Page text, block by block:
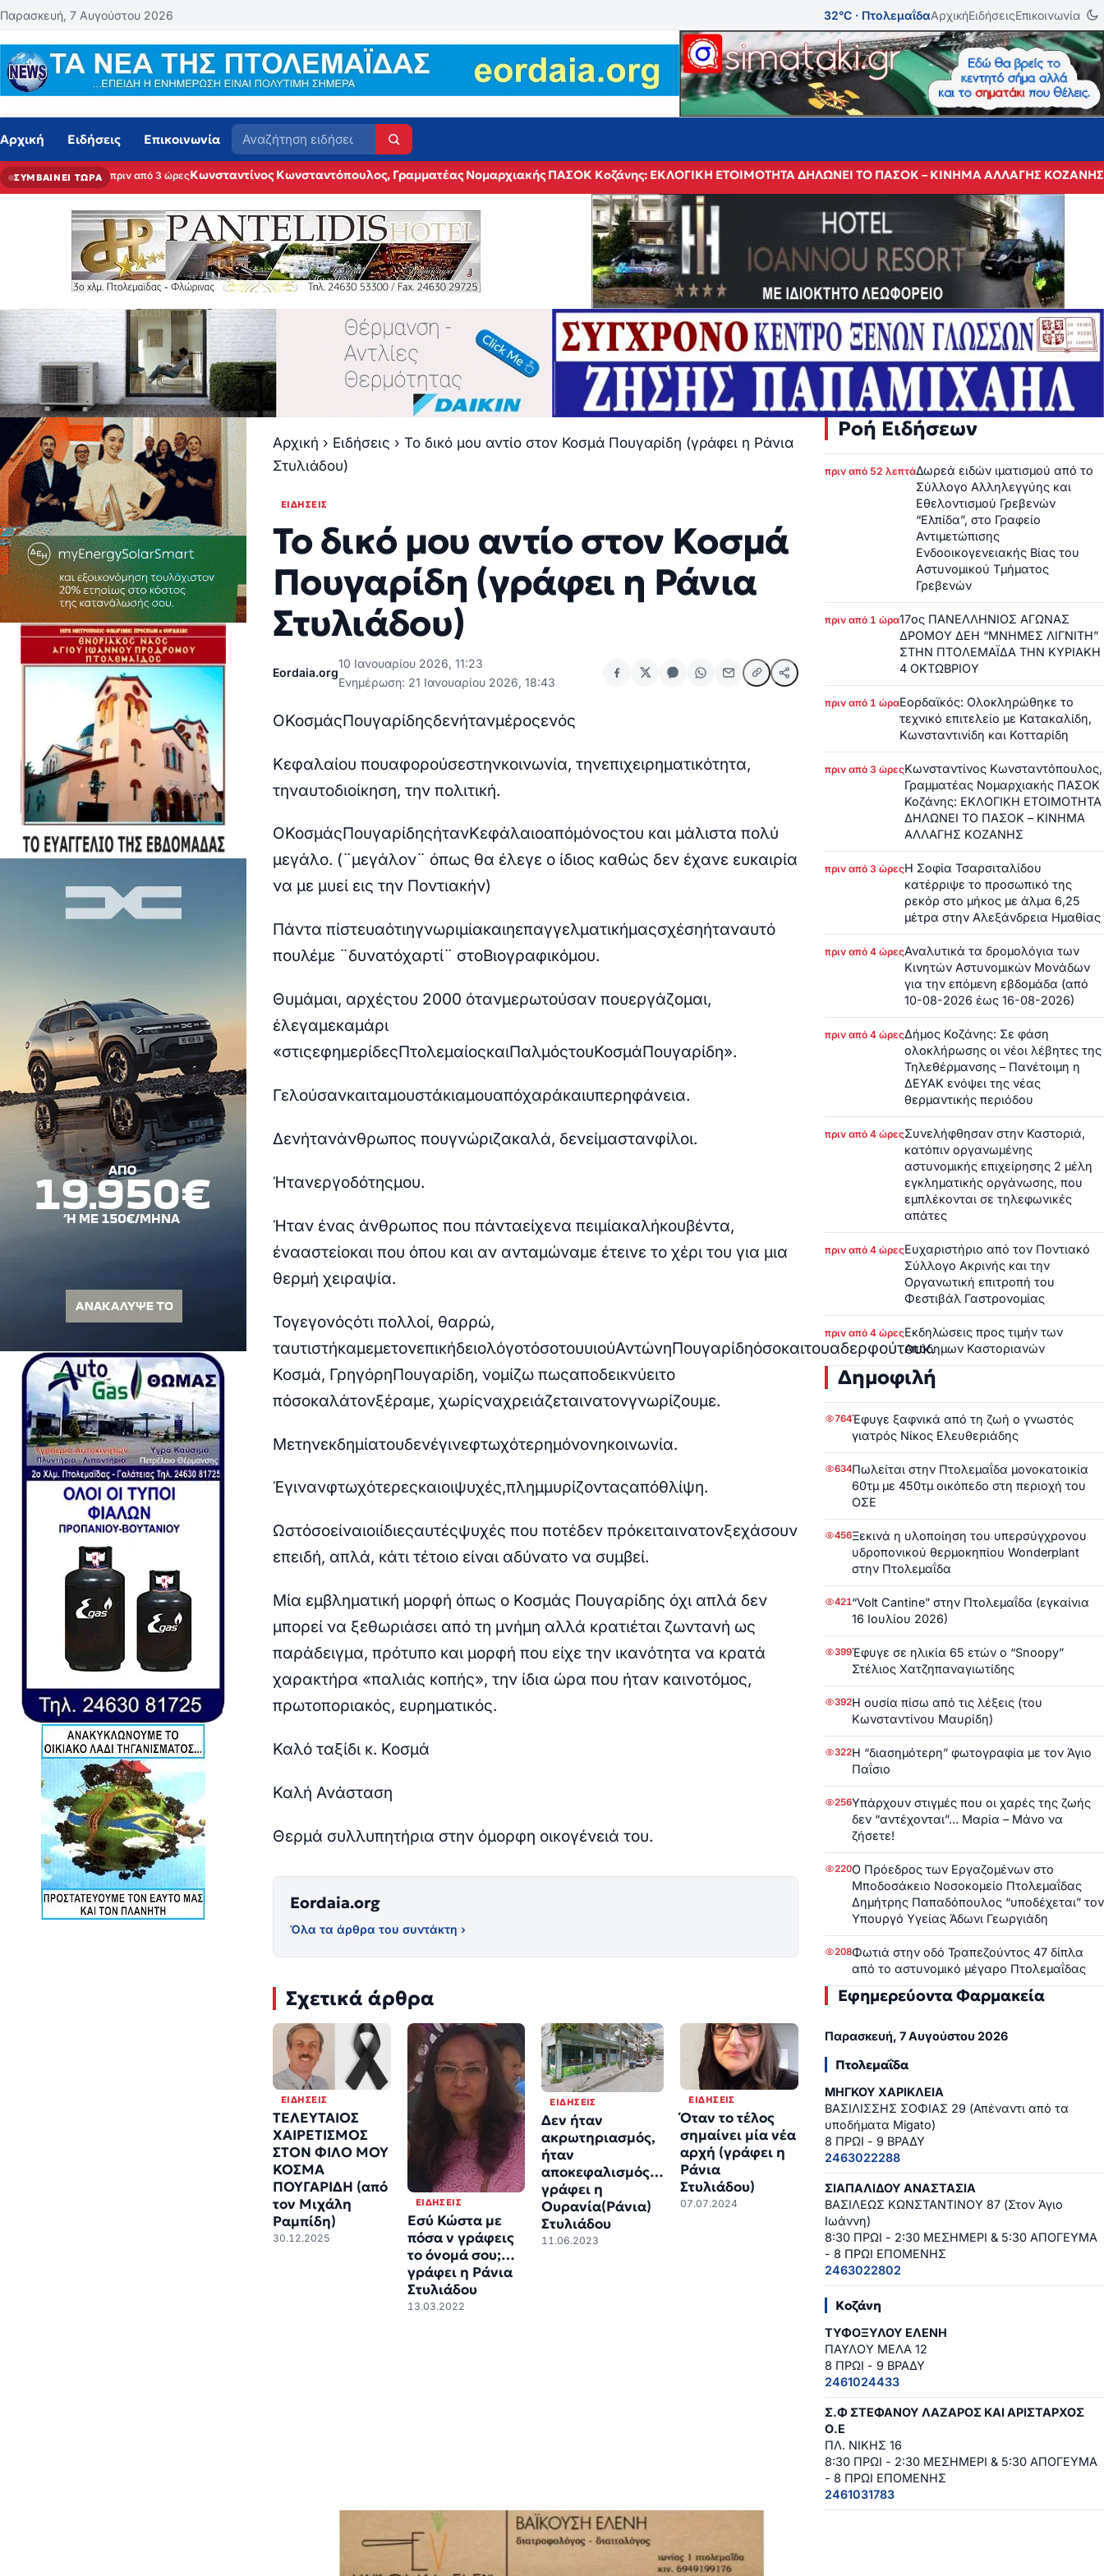
Μετάβαση στο περιεχόμενο
Παρασκευή, 7 Αυγούστου 2026 32°C · ΠτολεμαΐδαΑρχικήΕιδήσειςΕπικοινωνία
Αρχική Ειδήσεις Επικοινωνία Αναζήτηση
ΣΥΜΒΑΙΝΕΙ ΤΩΡΑ πριν από 3 ώρεςΚωνσταντίνος Κωνσταντόπουλος, Γραμματέας Νομαρχιακής ΠΑΣΟΚ Κοζάνης: ΕΚΛΟΓΙΚΗ ΕΤΟΙΜΟΤΗΤΑ ΔΗΛΩΝΕΙ ΤΟ ΠΑΣΟΚ – ΚΙΝΗΜΑ ΑΛΛΑΓΗΣ ΚΟΖΑΝΗΣ
Αρχική › Ειδήσεις › Το δικό μου αντίο στον Κοσμά Πουγαρίδη (γράφει η Ράνια
Στυλιάδου)
ΕΙΔΉΣΕΙΣ
Το δικό μου αντίο στον Κοσμά
Πουγαρίδη (γράφει η Ράνια
Στυλιάδου)
Eordaia.org
10 Ιανουαρίου 2026, 11:23
Ενημέρωση: 21 Ιανουαρίου 2026, 18:43
ΟΚοσμάςΠουγαρίδηςδενήτανμέροςενός
Κεφαλαίου πουαφορούσεστηνκοινωνία, τηνεπιχειρηματικότητα,
τηναυτοδιοίκηση, την πολιτική.
ΟΚοσμάςΠουγαρίδηςήτανΚεφάλαιοαπόμόνοςτου και μάλιστα πολύ
μεγάλο. (¨μεγάλον¨ όπως θα έλεγε ο ίδιος καθώς δεν έχανε ευκαιρία
να με μυεί εις την Ποντιακήν)
Πάντα πίστευαότιηγνωριμίακαιηεπαγγελματικήμαςσχέσηήταναυτό
πουλέμε ¨δυνατόχαρτί¨ στοΒιογραφικόμου.
Θυμάμαι, αρχέςτου 2000 ότανμερωτούσαν πουεργάζομαι,
έλεγαμεκαμάρι
«στιςεφημερίδεςΠτολεμαίοςκαιΠαλμόςτουΚοσμάΠουγαρίδη».
Γελούσανκαιταμουστάκιαμουαπόχαράκαιυπερηφάνεια.
Δενήτανάνθρωπος πουγνώριζακαλά, δενείμαστανφίλοι.
Ήτανεργοδότηςμου.
Ήταν ένας άνθρωπος που πάνταείχενα πειμίακαλήκουβέντα,
ένααστείοκαι που όπου και αν ανταμώναμε έτεινε το χέρι του για μια
θερμή χειραψία.
Τογεγονόςότι πολλοί, θαρρώ,
ταυτιστήκαμεμετονεπικήδειολόγοτόσοτουυιούΑντώνηΠουγαρίδηόσοκαιτουαδερφούτουκ.
Κοσμά, ΓρηγόρηΠουγαρίδη, νομίζω πωςαποδεικνύειτο
πόσοκαλάτονξέραμε, χωρίςναχρειάζεταινατονγνωρίζουμε.
Μετηνεκδημίατουδενέγινεφτωχότερημόνονηκοινωνία.
Έγινανφτωχότερεςκαιοιψυχές,πλημμυρίζονταςαπόθλίψη.
Ωστόσοείναιοιίδιεςαυτέςψυχές που ποτέδεν πρόκειταινατονξεχάσουν
επειδή, απλά, κάτι τέτοιο είναι αδύνατο να συμβεί.
Μία εμβληματική μορφή όπως ο Κοσμάς Πουγαρίδης όχι απλά δεν
μπορεί να ξεθωριάσει από τη μνήμη αλλά κρατιέται ζωντανή ως
παράδειγμα, πρότυπο και μορφή που είχε την ικανότητα να κρατά
χαρακτήρα «παλιάς κοπής», την ίδια ώρα που ήταν καινοτόμος,
πρωτοποριακός, ευρηματικός.
Καλό ταξίδι κ. Κοσμά
Καλή Ανάσταση
Θερμά συλλυπητήρια στην όμορφη οικογένειά του.
Eordaia.org
Όλα τα άρθρα του συντάκτη ›
Σχετικά άρθρα
ΕΙΔΉΣΕΙΣ
ΤΕΛΕΥΤΑΙΟΣ
ΧΑΙΡΕΤΙΣΜΟΣ
ΣΤΟΝ ΦΙΛΟ ΜΟΥ
ΚΟΣΜΑ
ΠΟΥΓΑΡΙΔΗ (από
τον Μιχάλη
Ραμπίδη)
30.12.2025
ΕΙΔΉΣΕΙΣ
Εσύ Κώστα με
πόσα ν γράφεις
το όνομά σου;…
γράφει η Ράνια
Στυλιάδου
13.03.2022
ΕΙΔΉΣΕΙΣ
Δεν ήταν
ακρωτηριασμός,
ήταν
αποκεφαλισμός…
γράφει η
Ουρανία(Ράνια)
Στυλιάδου
11.06.2023
ΕΙΔΉΣΕΙΣ
Όταν το τέλος
σημαίνει μία νέα
αρχή (γράφει η
Ράνια
Στυλιάδου)
07.07.2024
Ροή Ειδήσεων
πριν από 52 λεπτάΔωρεά ειδών ιματισμού από το
Σύλλογο Αλληλεγγύης και
Εθελοντισμού Γρεβενών
“Ελπίδα”, στο Γραφείο
Αντιμετώπισης
Ενδοοικογενειακής Βίας του
Αστυνομικού Τμήματος
Γρεβενών
πριν από 1 ώρα17ος ΠΑΝΕΛΛΗΝΙΟΣ ΑΓΩΝΑΣ
ΔΡΟΜΟΥ ΔΕΗ “ΜΝΗΜΕΣ ΛΙΓΝΙΤΗ”
ΣΤΗΝ ΠΤΟΛΕΜΑΪΔΑ ΤΗΝ ΚΥΡΙΑΚΗ
4 ΟΚΤΩΒΡΙΟΥ
πριν από 1 ώραΕορδαϊκός: Ολοκληρώθηκε το
τεχνικό επιτελείο με Κατακαλίδη,
Κωνσταντινίδη και Κοτταρίδη
πριν από 3 ώρεςΚωνσταντίνος Κωνσταντόπουλος,
Γραμματέας Νομαρχιακής ΠΑΣΟΚ
Κοζάνης: ΕΚΛΟΓΙΚΗ ΕΤΟΙΜΟΤΗΤΑ
ΔΗΛΩΝΕΙ ΤΟ ΠΑΣΟΚ – ΚΙΝΗΜΑ
ΑΛΛΑΓΗΣ ΚΟΖΑΝΗΣ
πριν από 3 ώρεςΗ Σοφία Τσαρσιταλίδου
κατέρριψε το προσωπικό της
ρεκόρ στο μήκος με άλμα 6,25
μέτρα στην Αλεξάνδρεια Ημαθίας
πριν από 4 ώρεςΑναλυτικά τα δρομολόγια των
Κινητών Αστυνομικών Μονάδων
για την επόμενη εβδομάδα (από
10-08-2026 έως 16-08-2026)
πριν από 4 ώρεςΔήμος Κοζάνης: Σε φάση
ολοκλήρωσης οι νέοι λέβητες της
Τηλεθέρμανσης – Πανέτοιμη η
ΔΕΥΑΚ ενόψει της νέας
θερμαντικής περιόδου
πριν από 4 ώρεςΣυνελήφθησαν στην Καστοριά,
κατόπιν οργανωμένης
αστυνομικής επιχείρησης 2 μέλη
εγκληματικής οργάνωσης, που
εμπλέκονται σε τηλεφωνικές
απάτες
πριν από 4 ώρεςΕυχαριστήριο από τον Ποντιακό
Σύλλογο Ακρινής και την
Οργανωτική επιτροπή του
Φεστιβάλ Γαστρονομίας
πριν από 4 ώρεςΕκδηλώσεις προς τιμήν των
Απόδημων Καστοριανών
Δημοφιλή
764Έφυγε ξαφνικά από τη ζωή ο γνωστός
γιατρός Νίκος Ελευθεριάδης
634Πωλείται στην Πτολεμαΐδα μονοκατοικία
60τμ με 450τμ οικόπεδο στη περιοχή του
ΟΣΕ
456Ξεκινά η υλοποίηση του υπερσύγχρονου
υδροπονικού θερμοκηπίου Wonderplant
στην Πτολεμαΐδα
421“Volt Cantine” στην Πτολεμαΐδα (εγκαίνια
16 Ιουλίου 2026)
399Έφυγε σε ηλικία 65 ετών ο “Snoopy”
Στέλιος Χατζηπαναγιωτίδης
392Η ουσία πίσω από τις λέξεις (του
Κωνσταντίνου Μαυρίδη)
322Η “διασημότερη” φωτογραφία με τον Άγιο
Παΐσιο
256Υπάρχουν στιγμές που οι χαρές της ζωής
δεν “αντέχονται”… Μαρία – Μάνο να
ζήσετε!
220Ο Πρόεδρος των Εργαζομένων στο
Μποδοσάκειο Νοσοκομείο Πτολεμαΐδας
Δημήτρης Παπαδόπουλος “υποδέχεται” τον
Υπουργό Υγείας Άδωνι Γεωργιάδη
208Φωτιά στην οδό Τραπεζούντος 47 δίπλα
από το αστυνομικό μέγαρο Πτολεμαΐδας
Εφημερεύοντα Φαρμακεία
Παρασκευή, 7 Αυγούστου 2026
Πτολεμαΐδα
ΜΗΓΚΟΥ ΧΑΡΙΚΛΕΙΑ
ΒΑΣΙΛΙΣΣΗΣ ΣΟΦΙΑΣ 29 (Απέναντι από τα
υποδήματα Migato)
8 ΠΡΩΙ - 9 ΒΡΑΔΥ
2463022288
ΣΙΑΠΑΛΙΔΟΥ ΑΝΑΣΤΑΣΙΑ
ΒΑΣΙΛΕΩΣ ΚΩΝΣΤΑΝΤΙΝΟΥ 87 (Στον Άγιο
Ιωάννη)
8:30 ΠΡΩΙ - 2:30 ΜΕΣΗΜΕΡΙ & 5:30 ΑΠΟΓΕΥΜΑ
- 8 ΠΡΩΙ ΕΠΟΜΕΝΗΣ
2463022802
Κοζάνη
ΤΥΦΟΞΥΛΟΥ ΕΛΕΝΗ
ΠΑΥΛΟΥ ΜΕΛΑ 12
8 ΠΡΩΙ - 9 ΒΡΑΔΥ
2461024433
Σ.Φ ΣΤΕΦΑΝΟΥ ΛΑΖΑΡΟΣ ΚΑΙ ΑΡΙΣΤΑΡΧΟΣ
Ο.Ε
ΠΛ. ΝΙΚΗΣ 16
8:30 ΠΡΩΙ - 2:30 ΜΕΣΗΜΕΡΙ & 5:30 ΑΠΟΓΕΥΜΑ
- 8 ΠΡΩΙ ΕΠΟΜΕΝΗΣ
2461031783